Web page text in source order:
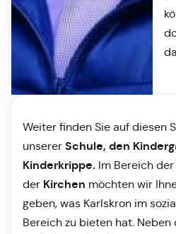
Weiter finden Sie auf diesen
unserer Schule, den
Kinderkrippe. Im Bereich der
der Kirchen möchten wir
geben, was Karlskron im
Bereich zu bieten hat.